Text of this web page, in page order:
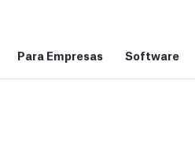
Para Empresas Software